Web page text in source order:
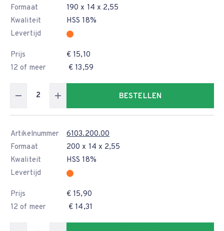
Formaat
190 x 14 x 2,55
Kwaliteit
HSS 18%
Levertijd
Prijs
€ 15,10
12 of meer
€ 13,59
BESTELLEN
Artikelnummer
6103.200.00
Formaat
200 x 14 x 2,55
Kwaliteit
HSS 18%
Levertijd
Prijs
€ 15,90
12 of meer
€ 14,31